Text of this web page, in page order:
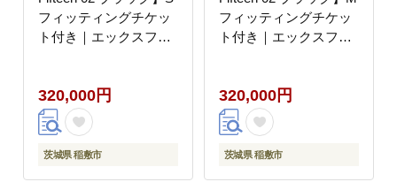
フィッティングチケッ
ト付き｜エックスフィ
リング レーサー ショウ
エイ [2208]
320,000円
茨城県 稲敷市
フィッティングチケッ
ト付き｜エックスフィ
リング レーサー ショウ
エイ [2209]
320,000円
茨城県 稲敷市